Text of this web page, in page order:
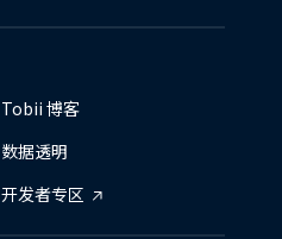
Tobii 博客
数据透明
开发者专区